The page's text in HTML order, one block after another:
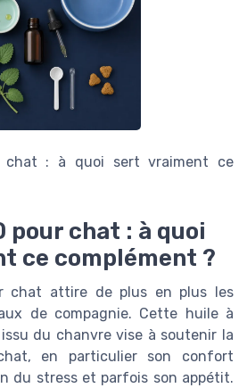
chat : à quoi sert vraiment ce
pour chat : à quoi
ce complément ?
chat attire de plus en plus les
de compagnie. Cette huile à
du chanvre vise à soutenir la
en particulier son confort
du stress et parfois son appétit.